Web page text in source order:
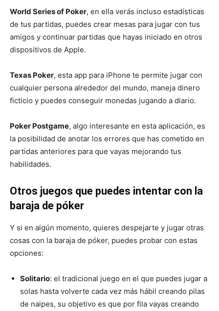
World Series of Poker, en ella verás incluso estadísticas
de tus partidas, puedes crear mesas para jugar con tus
amigos y continuar partidas que hayas iniciado en otros
dispositivos de Apple.
Texas Poker, esta app para iPhone te permite jugar con
cualquier persona alrededor del mundo, maneja dinero
ficticio y puedes conseguir monedas jugando a diario.
Poker Postgame, algo interesante en esta aplicación, es
la posibilidad de anotar los errores que has cometido en
partidas anteriores para que vayas mejorando tus
habilidades.
Otros juegos que puedes intentar con la
baraja de póker
Y si en algún momento, quieres despejarte y jugar otras
cosas con la baraja de póker, puedes probar con estas
opciones:
Solitario: el tradicional juego en el que puedes jugar a
solas hasta volverte cada vez más hábil creando pilas
de naipes, su objetivo es que por fila vayas creando